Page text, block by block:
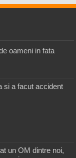
oameni in fata
si a facut accident
un OM dintre noi,